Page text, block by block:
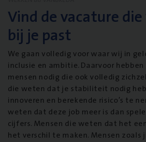
Vind de vacature
bij je past
We gaan volledig voor waar wij in
inclusie en ambitie. Daarvoor
mensen nodig die ook volledig
die weten dat je stabiliteit nodig
innoveren en berekende risico’s te
weten dat deze job meer is dan
cijfers. Mensen die weten dat het
het verschil te maken. Mensen zoals